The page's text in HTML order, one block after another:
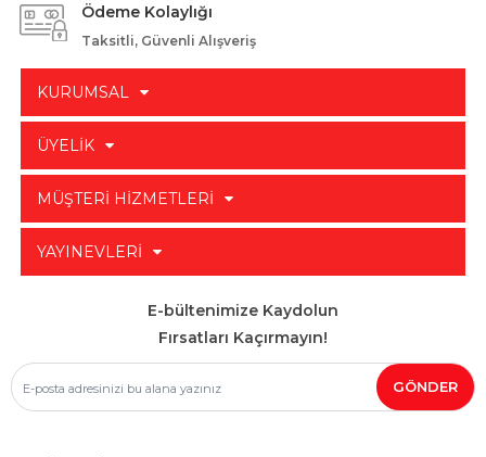
Ödeme Kolaylığı
Taksitli, Güvenli Alışveriş
KURUMSAL
ÜYELİK
MÜŞTERİ HİZMETLERİ
YAYINEVLERİ
E-bültenimize Kaydolun
Fırsatları Kaçırmayın!